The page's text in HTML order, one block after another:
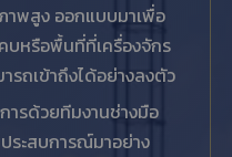
าพสูง ออกแบบมาเพื่อ
บหรือพื้นที่ที่เครื่องจักร
รถเข้าถึงได้อย่างลงตัว
ารด้วยทีมงานช่างมือ
ระสบการณ์มาอย่าง